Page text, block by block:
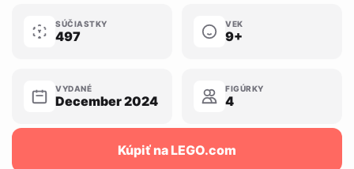
SÚČIASTKY
497
VEK
9+
VYDANÉ
December 2024
FIGÚRKY
4
Kúpiť na LEGO.com